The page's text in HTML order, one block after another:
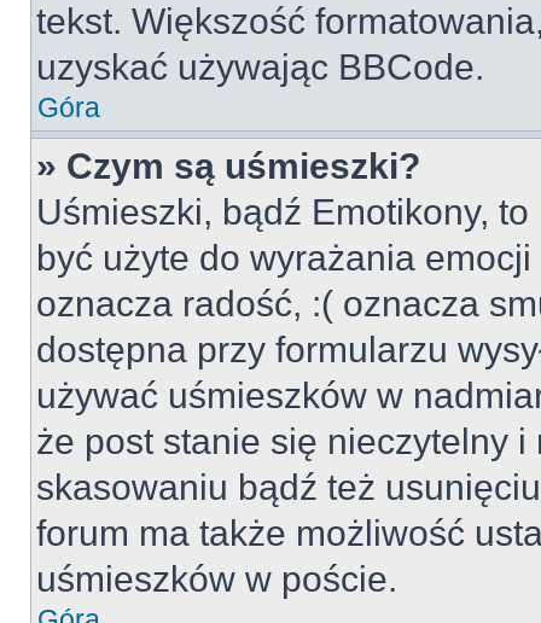
tekst. Większość
uzyskać używając BBCode.
Góra
» Czym są uśmieszki?
Uśmieszki, bądź Emotikony,
być użyte do wyrażania
oznacza radość, :( oznacza
dostępna przy formularzu
używać uśmieszków w
że post stanie się nieczytelny
skasowaniu bądź też
forum ma także możliwość
uśmieszków w poście.